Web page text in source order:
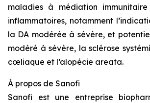
maladies à médiation
inflammatoires, notamment
la DA modérée à sévère, et
modéré à sévère, la sclérose
cœliaque et l’alopécie areata.
À propos de Sanofi
Sanofi est une entreprise